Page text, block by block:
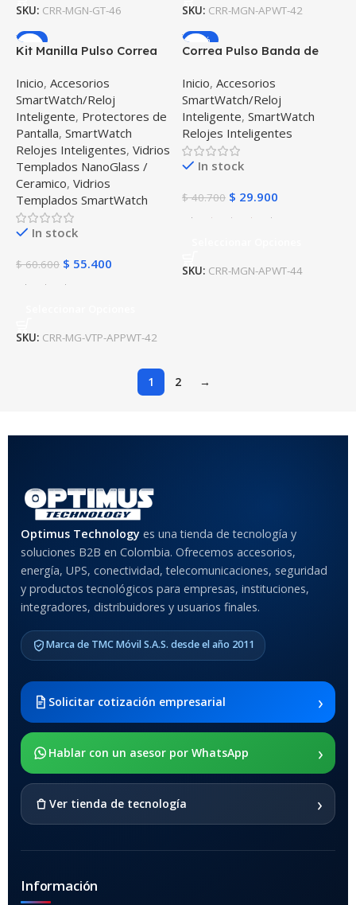
SKU: CRR-MGN-GT-46 SKU: CRR-MGN-APWT-42
-9%
Kit Manilla Pulso Correa
Vidrio Templado reloj
Smartwatch Apple Iwatch
serie 1, 2, 3 (42mm)
Inicio, Accesorios
SmartWatch/Reloj
Inteligente, Protectores de
Pantalla, SmartWatch
Relojes Inteligentes, Vidrios
Templados NanoGlass /
Ceramico, Vidrios
Templados SmartWatch
In stock
$60.600 $ 55.400
SKU: CRR-MG-VTP-APPWT-42
-27%
Correa Pulso Banda de
reloj Smartwatch Apple
Iwatch serie 4, 5, 6
(44mm)
Inicio, Accesorios
SmartWatch/Reloj
Inteligente, SmartWatch
Relojes Inteligentes
In stock
$40.700 $ 29.900
SKU: CRR-MGN-APWT-44
1 2 →
Optimus Technology es una tienda de tecnología y
soluciones B2B en Colombia. Ofrecemos accesorios,
energía, UPS, conectividad, telecomunicaciones, seguridad
y productos tecnológicos para empresas, instituciones,
integradores, distribuidores y usuarios finales.
Marca de TMC Móvil S.A.S. desde el año 2011
Solicitar cotización empresarial ›
Hablar con un asesor por WhatsApp ›
Ver tienda de tecnología ›
Información